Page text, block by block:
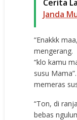
Cerita
Janda
“Enakkk
mengerang.
“klo kamu
susu
memeras
“Ton, di
bebas